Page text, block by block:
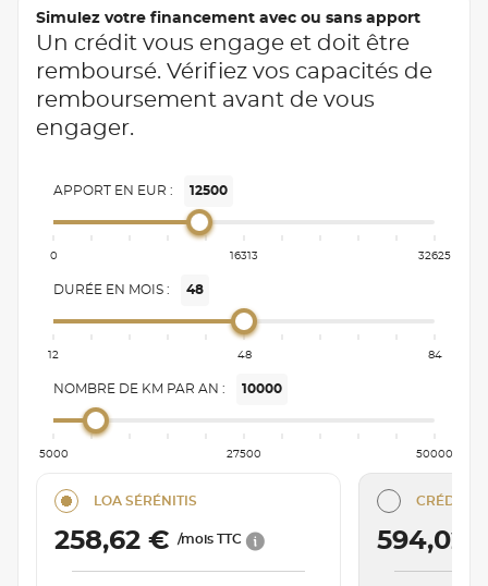
Simulez votre financement avec ou sans apport
Un crédit vous engage et doit être
remboursé. Vérifiez vos capacités de
remboursement avant de vous
engager.
APPORT EN EUR : 12500
0 16313 32625
DURÉE EN MOIS : 48
12 48 84
NOMBRE DE KM PAR AN : 10000
5000 27500 50000
LOA SÉRÉNITIS
258,62 €/mois TTC
CRÉDIT
594,02